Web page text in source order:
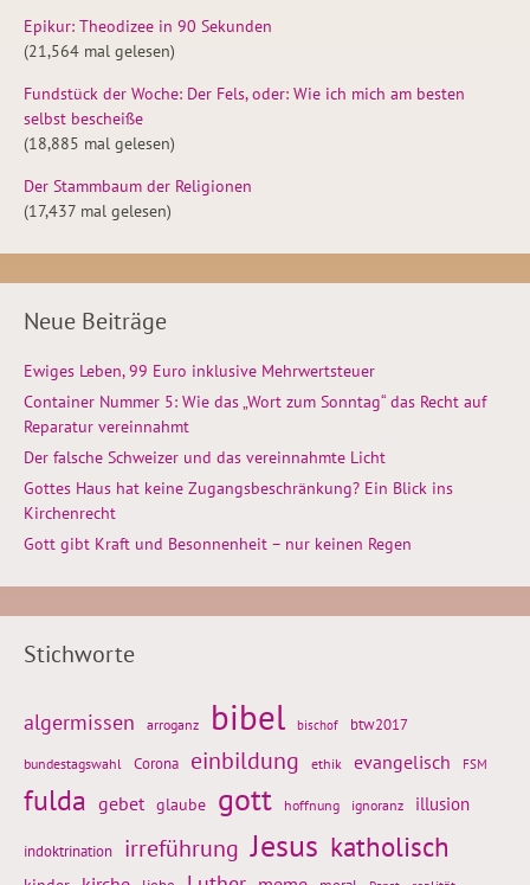
Epikur: Theodizee in 90 Sekunden
(21,564 mal gelesen)
Fundstück der Woche: Der Fels, oder: Wie ich mich am besten
selbst bescheiße
(18,885 mal gelesen)
Der Stammbaum der Religionen
(17,437 mal gelesen)
Neue Beiträge
Ewiges Leben, 99 Euro inklusive Mehrwertsteuer
Container Nummer 5: Wie das „Wort zum Sonntag“ das Recht auf
Reparatur vereinnahmt
Der falsche Schweizer und das vereinnahmte Licht
Gottes Haus hat keine Zugangsbeschränkung? Ein Blick ins
Kirchenrecht
Gott gibt Kraft und Besonnenheit – nur keinen Regen
Stichworte
algermissen arroganz bibel bischof btw2017
bundestagswahl Corona einbildung ethik evangelisch FSM
fulda gebet glaube gott hoffnung ignoranz illusion
indoktrination irreführung Jesus katholisch